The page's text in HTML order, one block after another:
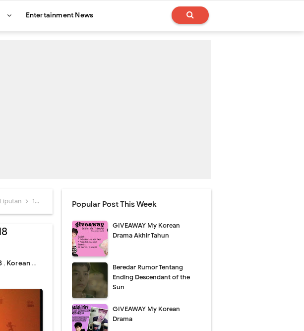
Entertainment News
Liputan 19 Film Akan Diputar di Korea Indonesia Film Festival 2018
, Korean Movie Liputan Comment
Popular Post This Week
GIVEAWAY My Korean
Drama Akhir Tahun
Beredar Rumor Tentang
Ending Descendant of the
Sun
GIVEAWAY My Korean
Drama